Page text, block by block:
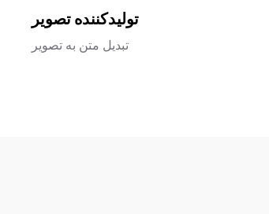
تولیدکننده تصویر
تبدیل متن به تصویر